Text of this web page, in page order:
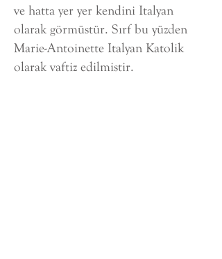
ve hatta yer yer kendini Italyan
olarak görmüstür. Sırf bu yüzden
Marie-Antoinette Italyan Katolik
olarak vaftiz edilmistir.